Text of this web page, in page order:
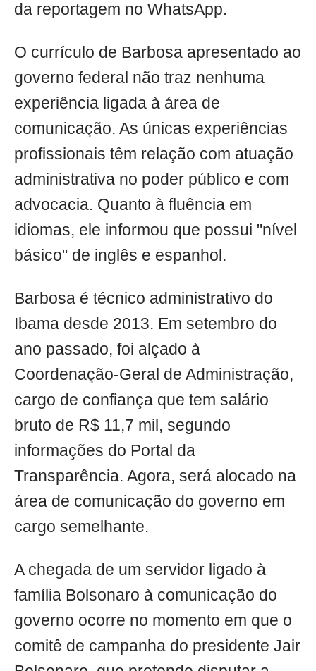
da reportagem no WhatsApp.
O currículo de Barbosa apresentado ao
governo federal não traz nenhuma
experiência ligada à área de
comunicação. As únicas experiências
profissionais têm relação com atuação
administrativa no poder público e com
advocacia. Quanto à fluência em
idiomas, ele informou que possui "nível
básico" de inglês e espanhol.
Barbosa é técnico administrativo do
Ibama desde 2013. Em setembro do
ano passado, foi alçado à
Coordenação-Geral de Administração,
cargo de confiança que tem salário
bruto de R$ 11,7 mil, segundo
informações do Portal da
Transparência. Agora, será alocado na
área de comunicação do governo em
cargo semelhante.
A chegada de um servidor ligado à
família Bolsonaro à comunicação do
governo ocorre no momento em que o
comitê de campanha do presidente Jair